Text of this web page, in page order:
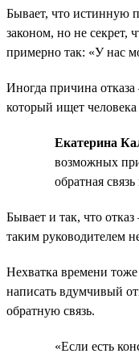
Бывает, что истинную
законом, но не секрет,
примерно так: «У нас
Иногда причина
который ищет человека
Екатерина
возможных
обратная
Бывает и так, что
таким руководителем
Нехватка времени
написать вдумчивый
обратную связь.
«Если есть